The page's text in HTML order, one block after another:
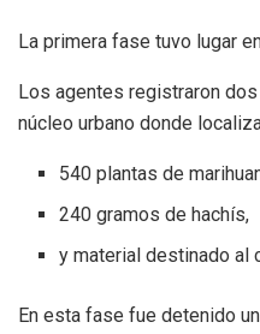
La primera fase tuvo lugar en
Los agentes registraron
núcleo urbano donde
540 plantas de
240 gramos de hachís,
y material destinado al
En esta fase fue detenido